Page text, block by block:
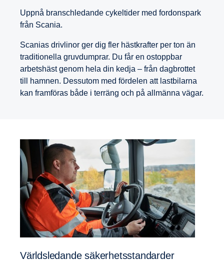
Uppnå branschledande cykeltider med fordonspark
från Scania.
Scanias drivlinor ger dig fler hästkrafter per ton än
traditionella gruvdumprar. Du får en ostoppbar
arbetshäst genom hela din kedja – från dagbrottet
till hamnen. Dessutom med fördelen att lastbilarna
kan framföras både i terräng och på allmänna vägar.
Världs­le­dande säker­hets­stan­darder